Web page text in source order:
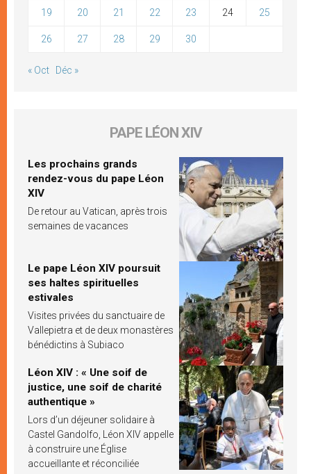
19 20 21 22 23 24 25
26 27 28 29 30
« Oct Déc »
PAPE LÉON XIV
Les prochains grands
rendez-vous du pape Léon
XIV
De retour au Vatican, après trois
semaines de vacances
Le pape Léon XIV poursuit
ses haltes spirituelles
estivales
Visites privées du sanctuaire de
Vallepietra et de deux monastères
bénédictins à Subiaco
Léon XIV : « Une soif de
justice, une soif de charité
authentique »
Lors d’un déjeuner solidaire à
Castel Gandolfo, Léon XIV appelle
à construire une Église
accueillante et réconciliée